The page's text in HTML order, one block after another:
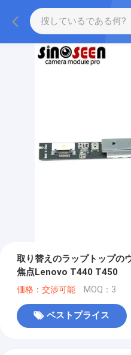
取り替えのラップトップの
焦点Lenovo T440 T450
価格：交渉可能 MOQ：3
ベストプライス